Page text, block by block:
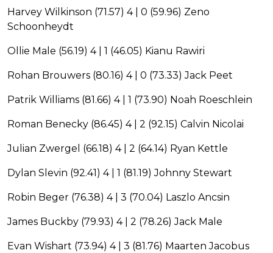
Harvey Wilkinson (71.57) 4 | 0 (59.96) Zeno
Schoonheydt
Ollie Male (56.19) 4 | 1 (46.05) Kianu Rawiri
Rohan Brouwers (80.16) 4 | 0 (73.33) Jack Peet
Patrik Williams (81.66) 4 | 1 (73.90) Noah Roeschlein
Roman Benecky (86.45) 4 | 2 (92.15) Calvin Nicolai
Julian Zwergel (66.18) 4 | 2 (64.14) Ryan Kettle
Dylan Slevin (92.41) 4 | 1 (81.19) Johnny Stewart
Robin Beger (76.38) 4 | 3 (70.04) Laszlo Ancsin
James Buckby (79.93) 4 | 2 (78.26) Jack Male
Evan Wishart (73.94) 4 | 3 (81.76) Maarten Jacobus